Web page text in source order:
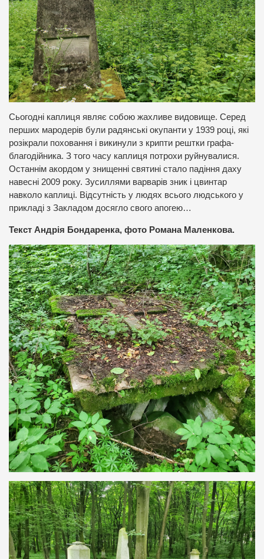
Сьогодні каплиця являє собою жахливе видовище. Серед
перших мародерів були радянські окупанти у 1939 році, які
розікрали поховання і викинули з крипти рештки графа-
благодійника. З того часу каплиця потрохи руйнувалися.
Останнім акордом у знищенні святині стало падіння даху
навесні 2009 року. Зусиллями варварів зник і цвинтар
навколо каплиці. Відсутність у людях всього людського у
прикладі з Закладом досягло свого апогею…
Текст Андрія Бондаренка, фото Романа Маленкова.